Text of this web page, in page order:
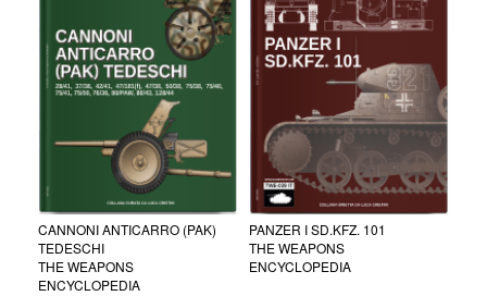
CANNONI ANTICARRO (PAK)
TEDESCHI
THE WEAPONS
ENCYCLOPEDIA
PANZER I SD.KFZ. 101
THE WEAPONS
ENCYCLOPEDIA